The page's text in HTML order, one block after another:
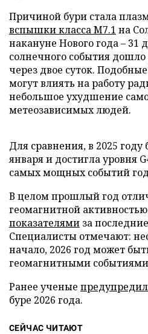
Причиной бури стала
вспышки класса M7.1 на
накануне Нового года – 31
солнечного события
через двое суток.
могут влиять на работу
небольшое ухудшение
метеозависимых людей.
Для сравнения, в 2025 году
января и достигла уровня
самых мощных событий
В целом прошлый год
геомагнитной
показателями за
Специалисты отмечают:
начало, 2026 год может
геомагнитными
Ранее ученые
буре 2026 года.
СЕЙЧАС ЧИТАЮТ